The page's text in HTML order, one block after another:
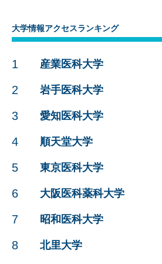
大学情報アクセスランキング
1 産業医科大学
2 岩手医科大学
3 愛知医科大学
4 順天堂大学
5 東京医科大学
6 大阪医科薬科大学
7 昭和医科大学
8 北里大学